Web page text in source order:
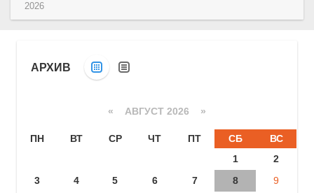
2026
АРХИВ
« АВГУСТ 2026 »
ПН ВТ СР ЧТ ПТ СБ
ВС
1
2
3
4 5 6 7 8
9